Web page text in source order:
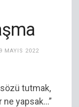
9 MAYIS 2022
tutmak,
yapsak…”